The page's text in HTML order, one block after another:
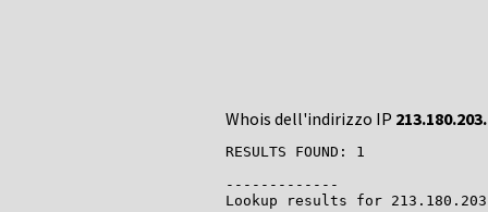
Whois dell'indirizzo IP
RESULTS FOUND: 1
-------------
Lookup results for